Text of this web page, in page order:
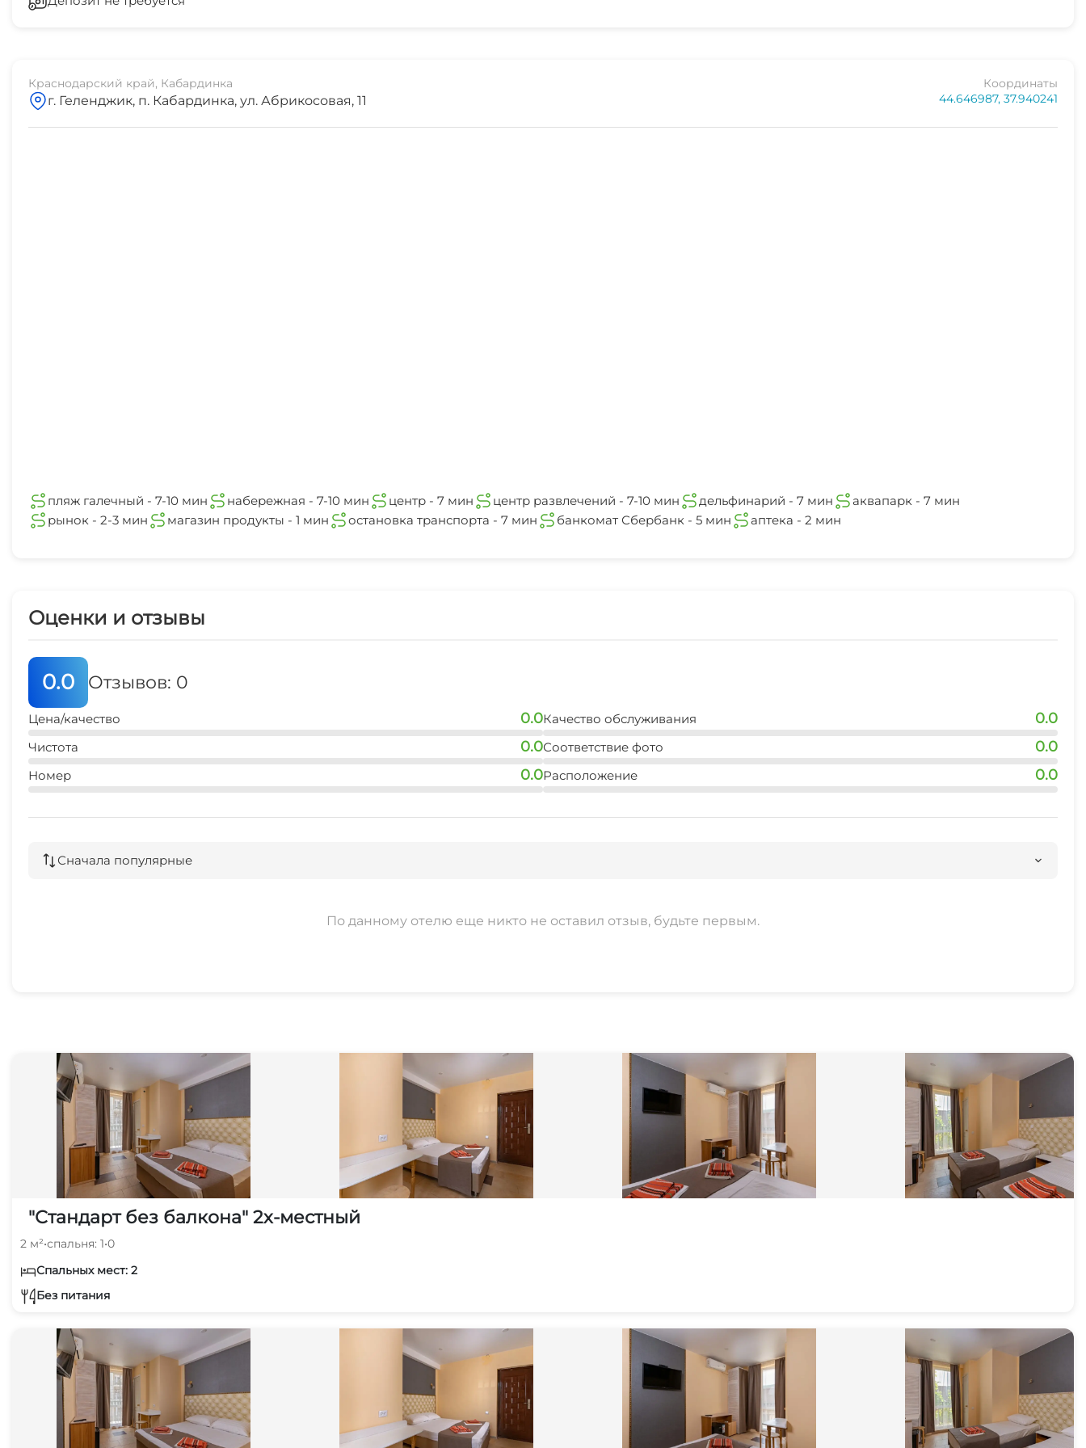
2-3 мин
аптека
Краснодарский край, Кабардинка
г. Геленджик, п. Кабардинка, ул. Абрикосовая, 11
Координаты
44.646987, 37.940241
пляж галечный - 7-10 мин набережная - 7-10 мин центр - 7 мин центр развлечений - 7-10 мин дельфинарий - 7 мин
аквапарк - 7 мин
рынок - 2-3 мин
магазин продукты - 1 мин остановка транспорта - 7 мин банкомат Сбербанк - 5 мин аптека - 2 мин
Оценки и отзывы
0.0 Отзывов: 0
Цена/качество 0.0
Чистота 0.0
Номер 0.0
Качество обслуживания 0.0
Соответствие фото 0.0
Расположение 0.0
Сначала популярные
По данному отелю еще никто не оставил отзыв, будьте первым.
"Стандарт без балкона" 2х-местный
2 м²•спальня: 1•0
Спальных мест: 2
Без питания